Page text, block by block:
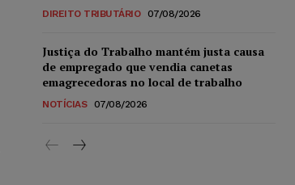
DIREITO TRIBUTÁRIO 07/08/2026
Justiça do Trabalho mantém justa causa
de empregado que vendia canetas
emagrecedoras no local de trabalho
NOTÍCIAS 07/08/2026